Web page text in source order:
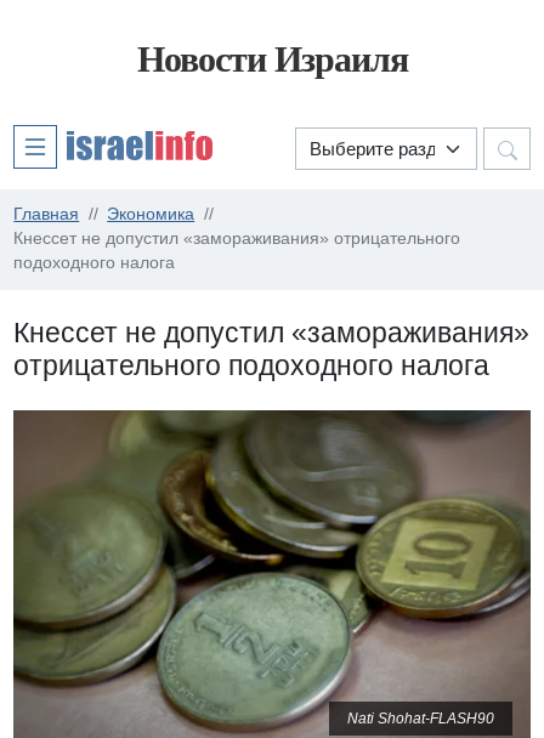
Новости Израиля
Главная
Экономика
Кнессет не допустил «замораживания» отрицательного
подоходного налога
Кнессет не допустил «замораживания»
отрицательного подоходного налога
Nati Shohat-FLASH90